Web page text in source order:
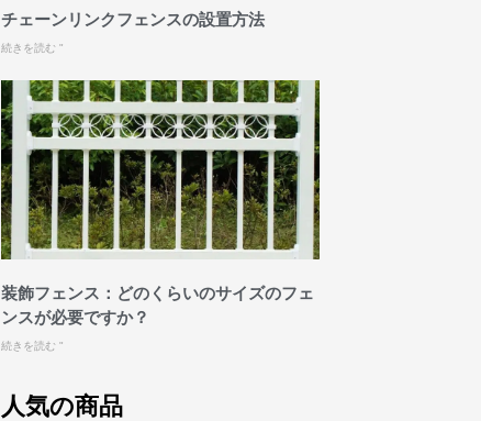
チェーンリンクフェンスの設置方法
続きを読む "
装飾フェンス：どのくらいのサイズのフェ
ンスが必要ですか？
続きを読む "
人気の商品